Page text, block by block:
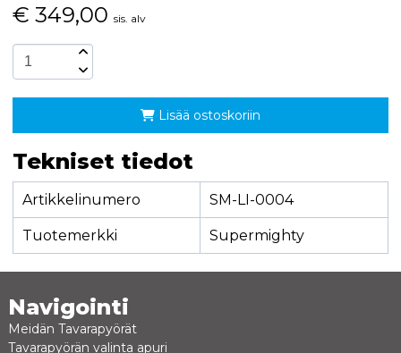
€ 349,00 sis. alv
Lisää ostoskoriin
Tekniset tiedot
Artikkelinumero SM-LI-0004
Tuotemerkki Supermighty
Navigointi
Meidän Tavarapyörät
Tavarapyörän valinta apuri